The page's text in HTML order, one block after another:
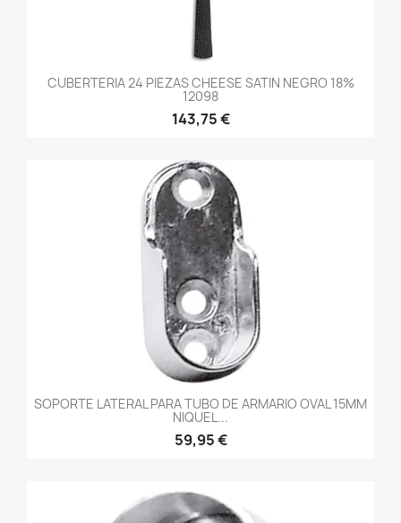
CUBERTERIA 24 PIEZAS CHEESE SATIN NEGRO 18%
12098
143,75 €
SOPORTE LATERAL PARA TUBO DE ARMARIO OVAL 15MM
NIQUEL...
59,95 €